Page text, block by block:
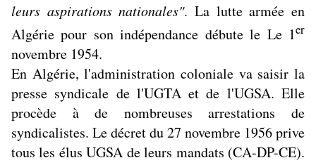
leurs aspirations nationales". La lutte armée en
Algérie pour son indépendance débute le Le 1er
novembre 1954.
En Algérie, l'administration coloniale va saisir la
presse syndicale de l'UGTA et de l'UGSA. Elle
procède à de nombreuses arrestations de
syndicalistes. Le décret du 27 novembre 1956 prive
tous les élus UGSA de leurs mandats (CA-DP-CE).